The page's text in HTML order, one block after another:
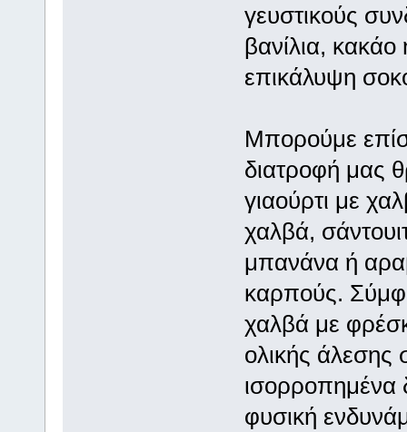
γευστικούς
βανίλια,
επικάλυψη
Μπορούμε
διατροφή μας
γιαούρτι με
χαλβά,
μπανάνα ή
καρπούς.
χαλβά με
ολικής άλεσης
ισορροπημένα
φυσική